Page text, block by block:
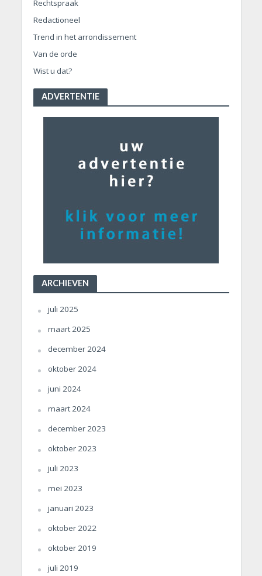
Rechtspraak
Redactioneel
Trend in het arrondissement
Van de orde
Wist u dat?
ADVERTENTIE
ARCHIEVEN
juli 2025
maart 2025
december 2024
oktober 2024
juni 2024
maart 2024
december 2023
oktober 2023
juli 2023
mei 2023
januari 2023
oktober 2022
oktober 2019
juli 2019